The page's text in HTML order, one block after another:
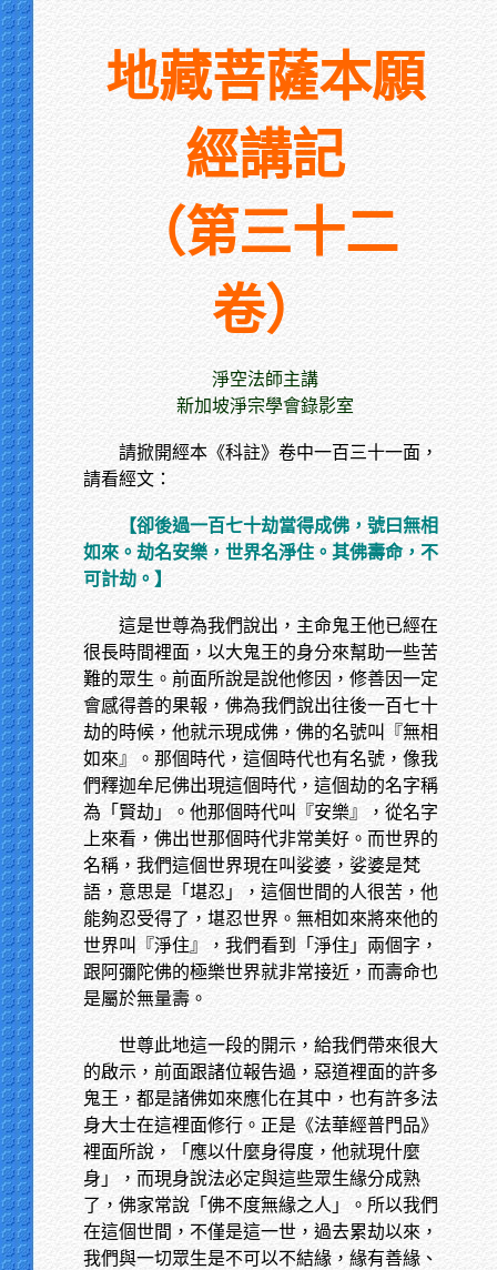
地藏菩薩本願
經講記
（第三十二
卷）
淨空法師主講
新加坡淨宗學會錄影室
請掀開經本《科註》卷中一百三十一面，
請看經文：
【卻後過一百七十劫當得成佛，號曰無相
如來。劫名安樂，世界名淨住。其佛壽命，不
可計劫。】
這是世尊為我們說出，主命鬼王他已經在
很長時間裡面，以大鬼王的身分來幫助一些苦
難的眾生。前面所說是說他修因，修善因一定
會感得善的果報，佛為我們說出往後一百七十
劫的時候，他就示現成佛，佛的名號叫『無相
如來』。那個時代，這個時代也有名號，像我
們釋迦牟尼佛出現這個時代，這個劫的名字稱
為「賢劫」。他那個時代叫『安樂』，從名字
上來看，佛出世那個時代非常美好。而世界的
名稱，我們這個世界現在叫娑婆，娑婆是梵
語，意思是「堪忍」，這個世間的人很苦，他
能夠忍受得了，堪忍世界。無相如來將來他的
世界叫『淨住』，我們看到「淨住」兩個字，
跟阿彌陀佛的極樂世界就非常接近，而壽命也
是屬於無量壽。
世尊此地這一段的開示，給我們帶來很大
的啟示，前面跟諸位報告過，惡道裡面的許多
鬼王，都是諸佛如來應化在其中，也有許多法
身大士在這裡面修行。正是《法華經普門品》
裡面所說，「應以什麼身得度，他就現什麼
身」，而現身說法必定與這些眾生緣分成熟
了，佛家常說「佛不度無緣之人」。所以我們
在這個世間，不僅是這一世，過去累劫以來，
我們與一切眾生是不可以不結緣，緣有善緣、